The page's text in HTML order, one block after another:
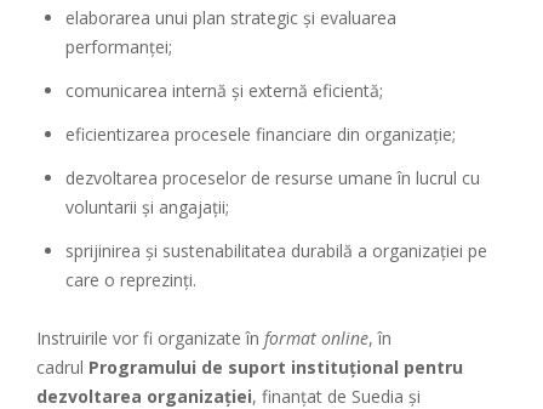
elaborarea unui plan strategic și evaluarea
performanței;
comunicarea internă și externă eficientă;
eficientizarea procesele financiare din organizație;
dezvoltarea proceselor de resurse umane în lucrul cu
voluntarii și angajații;
sprijinirea și sustenabilitatea durabilă a organizației pe
care o reprezinți.
Instruirile vor fi organizate în format online, în
cadrul Programului de suport instituțional pentru
dezvoltarea organizației, finanțat de Suedia și